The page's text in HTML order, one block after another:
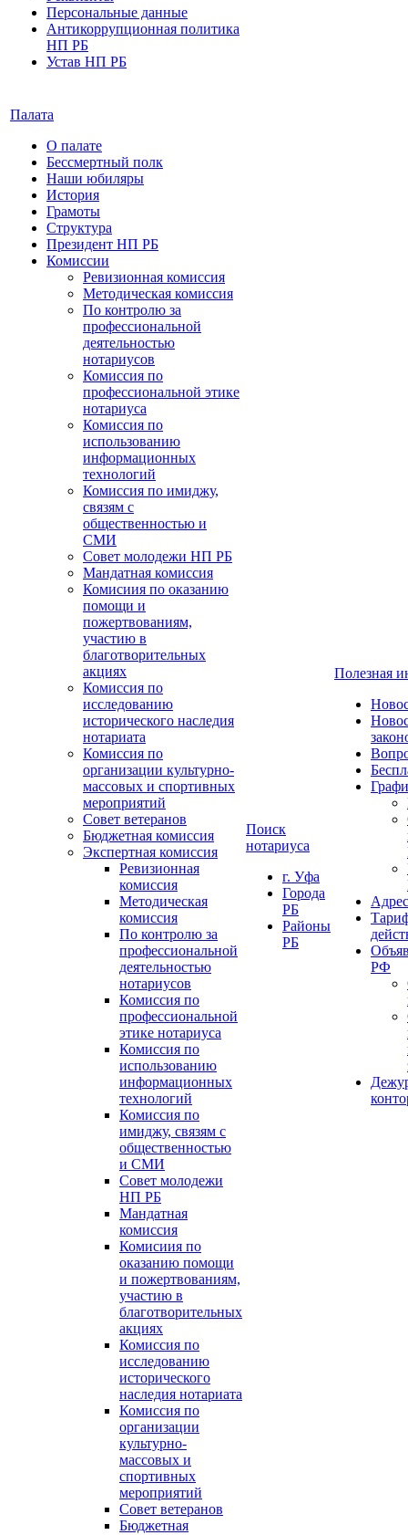
Персональные данные
Антикоррупционная политика
НП РБ
Устав НП РБ
Палата
О палате
Бессмертный полк
Наши юбиляры
История
Грамоты
Структура
Президент НП РБ
Комиссии
Ревизионная комиссия
Методическая комиссия
По контролю за
профессиональной
деятельностью
нотариусов
Комиссия по
профессиональной этике
нотариуса
Комиссия по
использованию
информационных
технологий
Комиссия по имиджу,
связям с
общественностью и
СМИ
Совет молодежи НП РБ
Мандатная комиссия
Комисиия по оказанию
помощи и
пожертвованиям,
участию в
благотворительных
акциях
Комиссия по
исследованию
исторического наследия
нотариата
Комиссия по
организации культурно-
массовых и спортивных
мероприятий
Совет ветеранов
Бюджетная комиссия
Экспертная комиссия
Ревизионная
комиссия
Методическая
комиссия
По контролю за
профессиональной
деятельностью
нотариусов
Комиссия по
профессиональной
этике нотариуса
Комиссия по
использованию
информационных
технологий
Комиссия по
имиджу, связям с
общественностью
и СМИ
Совет молодежи
НП РБ
Мандатная
комиссия
Комисиия по
оказанию помощи
и пожертвованиям,
участию в
благотворительных
акциях
Комиссия по
исследованию
исторического
наследия нотариата
Комиссия по
организации
культурно-
массовых и
спортивных
мероприятий
Совет ветеранов
Бюджетная
Поиск
нотариуса
г. Уфа
Города
РБ
Районы
РБ
Полезная
РФ